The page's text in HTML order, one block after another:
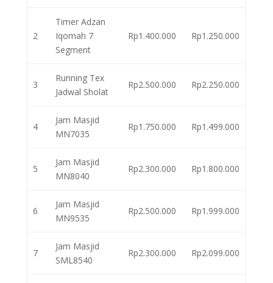
2
Timer Adzan
Iqomah 7
Segment
Rp1.400.000 Rp1.250.000
3
Running Tex
Jadwal Sholat
Rp2.500.000 Rp2.250.000
4
Jam Masjid
MN7035
Rp1.750.000 Rp1.499.000
5
Jam Masjid
MN8040
Rp2.300.000 Rp1.800.000
6
Jam Masjid
MN9535
Rp2.500.000 Rp1.999.000
7
Jam Masjid
SML8540
Rp2.300.000 Rp2.099.000